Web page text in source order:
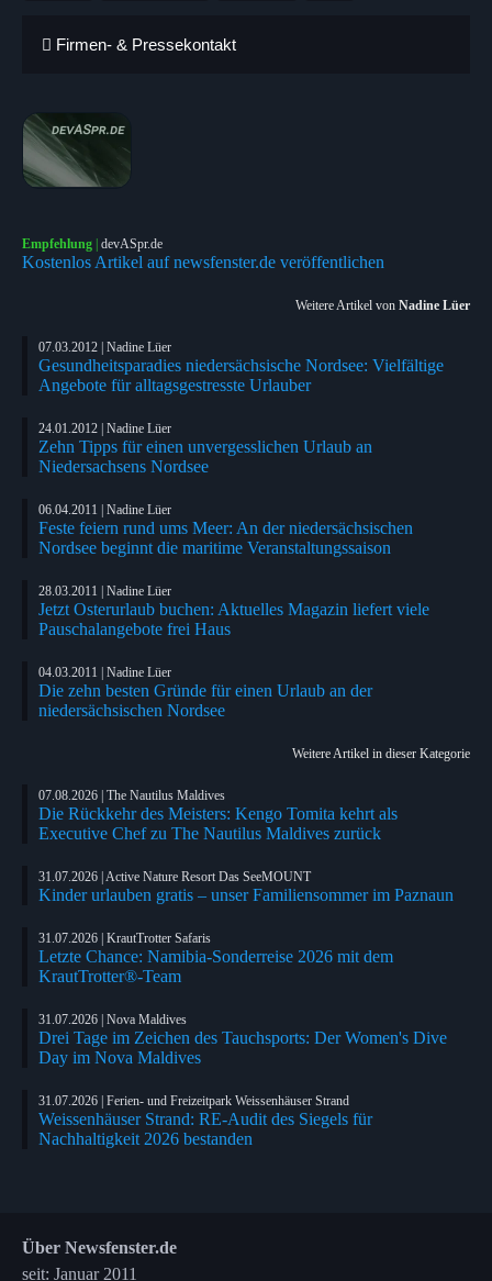
Firmen- & Pressekontakt
Empfehlung | devASpr.de
Kostenlos Artikel auf newsfenster.de veröffentlichen
Weitere Artikel von Nadine Lüer
07.03.2012 | Nadine Lüer
Gesundheitsparadies niedersächsische Nordsee: Vielfältige
Angebote für alltagsgestresste Urlauber
24.01.2012 | Nadine Lüer
Zehn Tipps für einen unvergesslichen Urlaub an
Niedersachsens Nordsee
06.04.2011 | Nadine Lüer
Feste feiern rund ums Meer: An der niedersächsischen
Nordsee beginnt die maritime Veranstaltungssaison
28.03.2011 | Nadine Lüer
Jetzt Osterurlaub buchen: Aktuelles Magazin liefert viele
Pauschalangebote frei Haus
04.03.2011 | Nadine Lüer
Die zehn besten Gründe für einen Urlaub an der
niedersächsischen Nordsee
Weitere Artikel in dieser Kategorie
07.08.2026 | The Nautilus Maldives
Die Rückkehr des Meisters: Kengo Tomita kehrt als
Executive Chef zu The Nautilus Maldives zurück
31.07.2026 | Active Nature Resort Das SeeMOUNT
Kinder urlauben gratis – unser Familiensommer im Paznaun
31.07.2026 | KrautTrotter Safaris
Letzte Chance: Namibia-Sonderreise 2026 mit dem
KrautTrotter®-Team
31.07.2026 | Nova Maldives
Drei Tage im Zeichen des Tauchsports: Der Women's Dive
Day im Nova Maldives
31.07.2026 | Ferien- und Freizeitpark Weissenhäuser Strand
Weissenhäuser Strand: RE-Audit des Siegels für
Nachhaltigkeit 2026 bestanden
Über Newsfenster.de
seit: Januar 2011